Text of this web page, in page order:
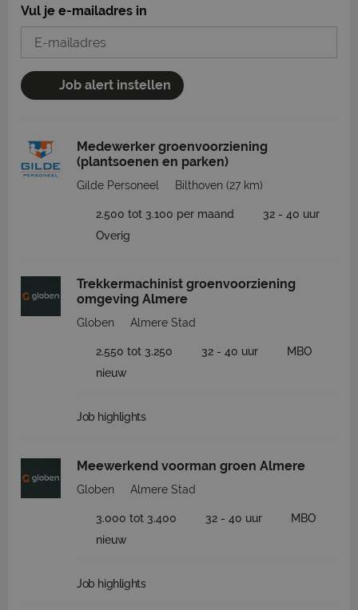
Vul je e-mailadres in
Job alert instellen
Medewerker groenvoorziening
(plantsoenen en parken)
Gilde Personeel Bilthoven (27 km)
2.500 tot 3.100 per maand
32 - 40 uur
Overig
Trekkermachinist groenvoorziening
omgeving Almere
Globen Almere Stad
2.550 tot 3.250 32 - 40 uur
MBO
nieuw
Job highlights
Meewerkend voorman groen Almere
Globen Almere Stad
3.000 tot 3.400 32 - 40 uur
MBO
nieuw
Job highlights